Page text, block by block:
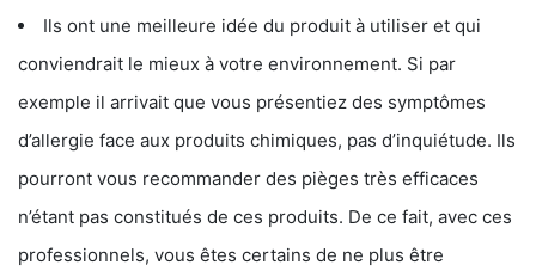
Ils ont une meilleure idée du produit à utiliser et qui
conviendrait le mieux à votre environnement. Si par
exemple il arrivait que vous présentiez des symptômes
d’allergie face aux produits chimiques, pas d’inquiétude. Ils
pourront vous recommander des pièges très efficaces
n’étant pas constitués de ces produits. De ce fait, avec ces
professionnels, vous êtes certains de ne plus être